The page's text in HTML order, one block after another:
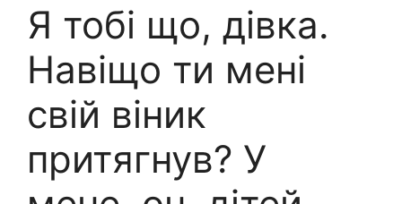
Я тобі що, дівка.
Навіщо ти мені
свій віник
притягнув? У